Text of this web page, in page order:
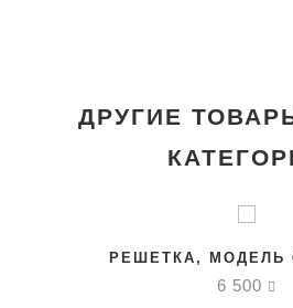
ДРУГИЕ
РЕШЕТКА, МОДЕЛЬ
6 500